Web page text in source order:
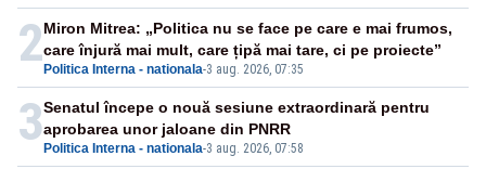
2 Politica Interna - nationala-3 aug. 2026, 07:35
Miron Mitrea: „Politica nu se face pe care e mai frumos,
care înjură mai mult, care țipă mai tare, ci pe proiecte”
3 Politica Interna - nationala-3 aug. 2026, 07:58
Senatul începe o nouă sesiune extraordinară pentru
aprobarea unor jaloane din PNRR